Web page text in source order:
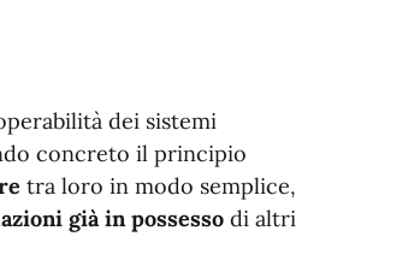
dei sistemi
concreto il principio
tra loro in modo semplice,
già in possessodi altri